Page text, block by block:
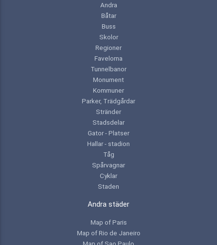
Andra
Båtar
Buss
Skolor
Regioner
Favelorna
Tunnelbanor
Monument
Kommuner
Parker, Trädgårdar
Stränder
Stadsdelar
Gator - Platser
Hallar - stadion
Tåg
Spårvagnar
Cyklar
Staden
Andra städer
Map of Paris
Map of Rio de Janeiro
Map of Sao Paulo